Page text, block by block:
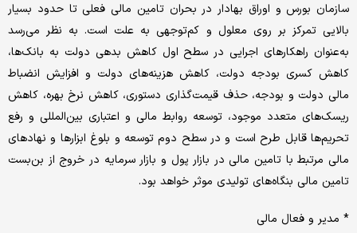
سازمان بورس و اوراق بهادار در بحران تامین مالی فعلی تا حدود بسیار
بالایی تمرکز بر روی معلول و کم‌توجهی به علت است. به نظر می‌رسد
به‌عنوان راهکارهای اجرایی در سطح اول کاهش بدهی دولت به بانک‌ها،
کاهش کسری بودجه دولت، کاهش هزینه‌‌‌های دولت و افزایش انضباط
مالی دولت و بودجه، حذف قیمت‌گذاری دستوری، کاهش نرخ بهره، کاهش
ریسک‌‌‌های متعدد موجود، توسعه روابط مالی و اعتباری بین‌المللی و رفع
تحریم‌‌‌ها قابل طرح است و در سطح دوم توسعه و بلوغ ابزارها و نهادهای
مالی مرتبط با تامین مالی در بازار پول و بازار سرمایه در خروج از بن‌بست
تامین مالی بنگاه‌‌‌های تولیدی موثر خواهد ‌‌‌بود.
* مدیر و فعال مالی